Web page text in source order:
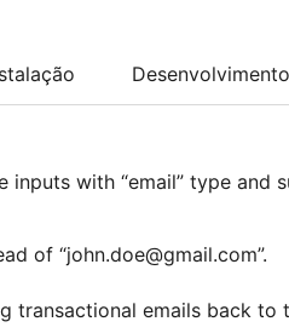
Desenvolvimento
inputs with “email” type and
of “john.doe@gmail.com”.
transactional emails back